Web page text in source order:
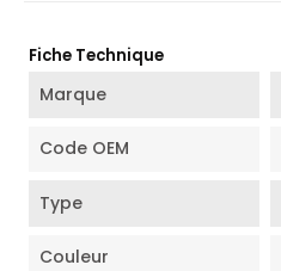
Fiche Technique
Marque
Code OEM
Type
Couleur